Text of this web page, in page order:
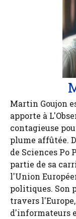
Martin Goujon
apporte à
contagieuse
plume affûtée.
de Sciences Po
partie de sa
l'Union
politiques. Son
travers
d'informateurs